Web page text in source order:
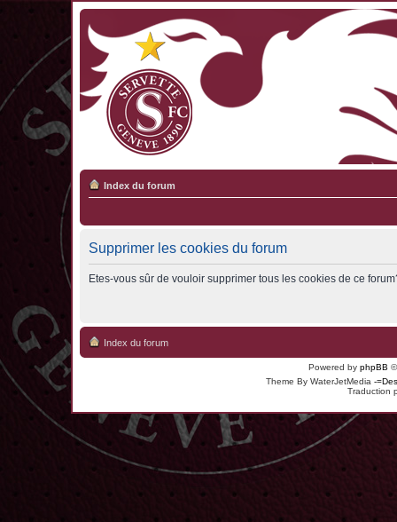
Index du forum
Supprimer les cookies du forum
Etes-vous sûr de vouloir supprimer tous les cookies de ce
Index du forum
Powered by phpBB
Theme By WaterJetMedia -
Traduction